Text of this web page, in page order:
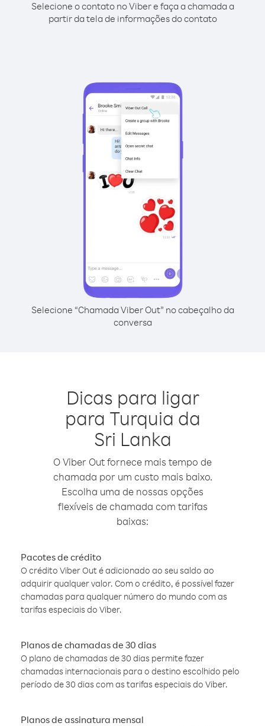
Selecione o contato no Viber e faça a chamada a
partir da tela de informações do contato
Selecione “Chamada Viber Out” no cabeçalho da
conversa
Dicas para ligar
para Turquia da
Sri Lanka
O Viber Out fornece mais tempo de
chamada por um custo mais baixo.
Escolha uma de nossas opções
flexíveis de chamada com tarifas
baixas:
Pacotes de crédito
O crédito Viber Out é adicionado ao seu saldo ao
adquirir qualquer valor. Com o crédito, é possível fazer
chamadas para qualquer número do mundo com as
tarifas especiais do Viber.
Planos de chamadas de 30 dias
O plano de chamadas de 30 dias permite fazer
chamadas internacionais para o destino escolhido pelo
período de 30 dias com as tarifas especiais do Viber.
Planos de assinatura mensal